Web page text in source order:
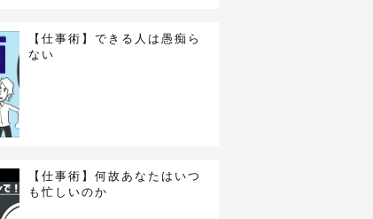
【仕事術】できる人は愚痴ら
ない
【仕事術】何故あなたはいつ
も忙しいのか